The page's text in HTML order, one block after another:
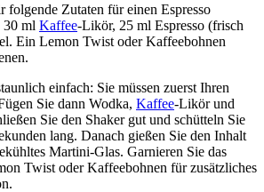
folgende Zutaten für einen Espresso
ml Kaffee-Likör, 25 ml Espresso (frisch
Ein Lemon Twist oder Kaffeebohnen
einfach: Sie müssen zuerst Ihren
Sie dann Wodka, Kaffee-Likör und
Sie den Shaker gut und schütteln Sie
lang. Danach gießen Sie den Inhalt
Martini-Glas. Garnieren Sie das
Twist oder Kaffeebohnen für zusätzliches